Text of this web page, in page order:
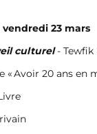
vendredi 23 mars
culturel- Tewfik
« Avoir 20 ans en